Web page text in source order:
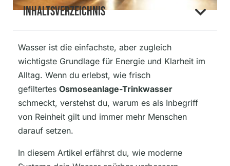
Inhaltsverzeichnis
Wasser ist die einfachste, aber zugleich
wichtigste Grundlage für Energie und Klarheit im
Alltag. Wenn du erlebst, wie frisch
gefiltertes Osmoseanlage-Trinkwasser
schmeckt, verstehst du, warum es als Inbegriff
von Reinheit gilt und immer mehr Menschen
darauf setzen.
In diesem Artikel erfährst du, wie moderne